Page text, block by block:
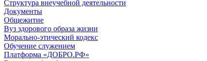
Структура внеучебной деятельности
Документы
Общежитие
Вуз здорового образа жизни
Морально-этический кодекс
Обучение служением
Платформа «ДОБРО.РФ»